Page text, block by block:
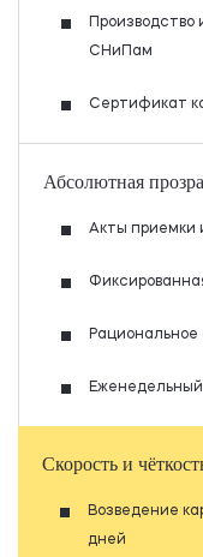
СНиПам
Сертификат
Абсолютная
Акты приемки
Скорость и
Возведение
дней